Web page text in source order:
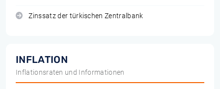
Zinssatz der türkischen Zentralbank
INFLATION
Inflationsraten und Informationen